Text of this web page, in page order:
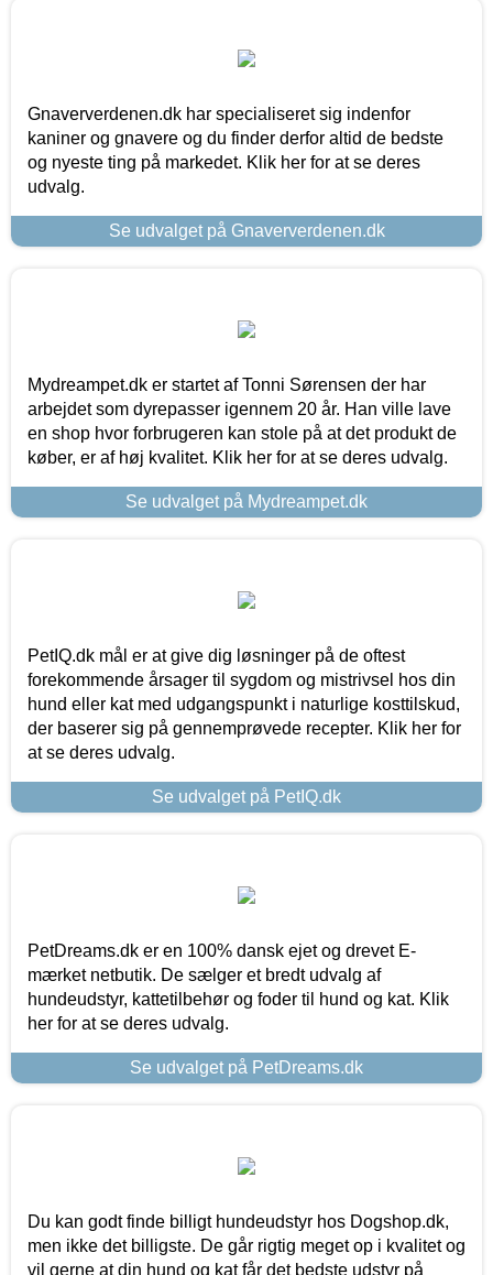
Gnaververdenen.dk har specialiseret sig indenfor
kaniner og gnavere og du finder derfor altid de bedste
og nyeste ting på markedet. Klik her for at se deres
udvalg.
Se udvalget på Gnaververdenen.dk
Mydreampet.dk er startet af Tonni Sørensen der har
arbejdet som dyrepasser igennem 20 år. Han ville lave
en shop hvor forbrugeren kan stole på at det produkt de
køber, er af høj kvalitet. Klik her for at se deres udvalg.
Se udvalget på Mydreampet.dk
PetIQ.dk mål er at give dig løsninger på de oftest
forekommende årsager til sygdom og mistrivsel hos din
hund eller kat med udgangspunkt i naturlige kosttilskud,
der baserer sig på gennemprøvede recepter. Klik her for
at se deres udvalg.
Se udvalget på PetIQ.dk
PetDreams.dk er en 100% dansk ejet og drevet E-
mærket netbutik. De sælger et bredt udvalg af
hundeudstyr, kattetilbehør og foder til hund og kat. Klik
her for at se deres udvalg.
Se udvalget på PetDreams.dk
Du kan godt finde billigt hundeudstyr hos Dogshop.dk,
men ikke det billigste. De går rigtig meget op i kvalitet og
vil gerne at din hund og kat får det bedste udstyr på